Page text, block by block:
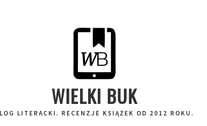
WIELKI BUK
LITERACKI. RECENZJE KSIĄŻEK OD 2012 ROKU.